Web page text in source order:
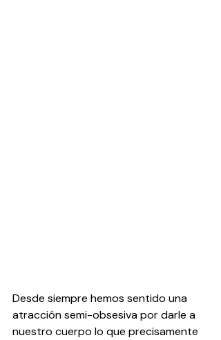
Desde siempre hemos sentido una
atracción semi-obsesiva por darle a
nuestro cuerpo lo que precisamente